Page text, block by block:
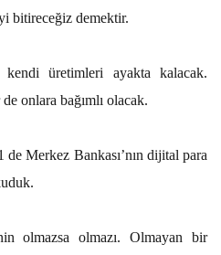
bitireceğiz demektir.
kendi üretimleri ayakta kalacak.
onlara bağımlı olacak.
Merkez Bankası’nın dijital para
olmazsa olmazı. Olmayan bir